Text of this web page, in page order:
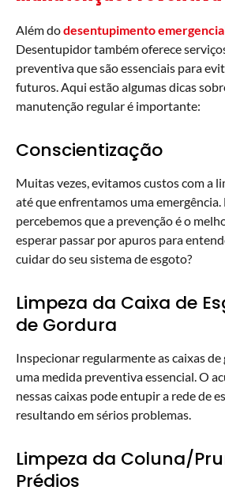
Além dodesentupimento
Desentupidor também oferece
preventiva que são essenciais para
futuros. Aqui estão algumas dicas
manutenção regular é importante:
Conscientização
Muitas vezes, evitamos custos com a
até que enfrentamos uma
percebemos que a prevenção é o
esperar passar por apuros para
cuidar do seu sistema de esgoto?
Limpeza da Caixa de
de Gordura
Inspecionar regularmente as caixas
uma medida preventiva essencial. O
nessas caixas pode entupir a rede de
resultando em sérios problemas.
Limpeza da Coluna/
Prédios